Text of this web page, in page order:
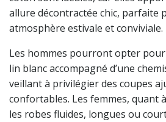
allure décontractée chic, parfaite
atmosphère estivale et conviviale.
Les hommes pourront opter
lin blanc accompagné d’une
veillant à privilégier des coupes
confortables. Les femmes, quant
les robes fluides, longues ou